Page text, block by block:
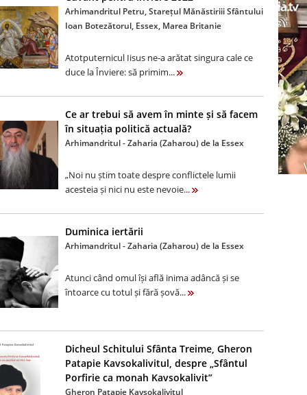
Arhimandritul Petru, Starețul Mănăstiriii Sfântului
Ioan Botezătorul, Essex, Marea Britanie
Atotputernicul Iisus ne-a arătat singura cale ce
duce la Înviere: să primim...
Ce ar trebui să avem în minte și să facem
în situația politică actuală?
Arhimandritul - Zaharia (Zaharou) de la Essex
„Noi nu știm toate despre conflictele lumii
acesteia și nici nu este nevoie...
Duminica iertării
Arhimandritul - Zaharia (Zaharou) de la Essex
Atunci când omul își află inima adâncă și se
întoarce cu totul și fără șovă...
Dicheul Schitului Sfânta Treime, Gheron
Patapie Kavsokalivitul, despre „Sfântul
Porfirie ca monah Kavsokalivit”
Gheron Patapie Kavsokalivitul